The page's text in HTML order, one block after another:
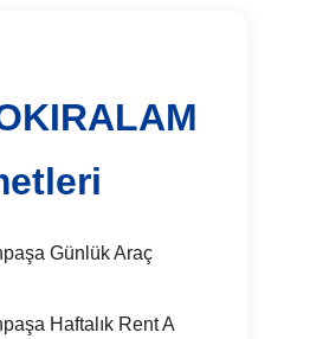
Günlük Araç
Haftalık Rent A